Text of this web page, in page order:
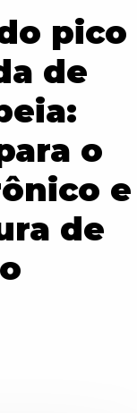
pico
de
o
e
de